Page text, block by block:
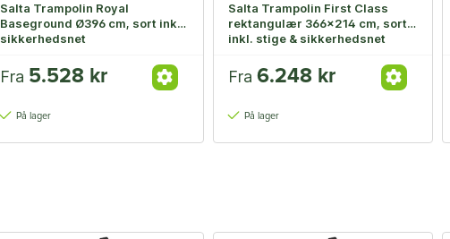
Salta Trampolin Royal
Baseground Ø396 cm, sort inkl.
sikkerhedsnet
Fra 5.528 kr
På lager
Salta Trampolin First Class
rektangulær 366x214 cm, sort
inkl. stige & sikkerhedsnet
Fra6.248 kr
På lager